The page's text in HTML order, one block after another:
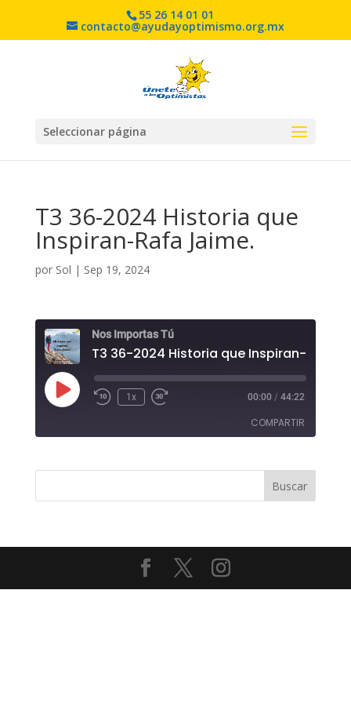
55 26 14 01 01
contacto@ayudayoptimismo.org.mx
Seleccionar página
T3 36-2024 Historia que
Inspiran-Rafa Jaime.
por Sol | Sep 19, 2024
Nos Importas Tú
Reproducir
episodio
1x 00:00 / 44:22
COMPARTIR
TIR
ENLACE